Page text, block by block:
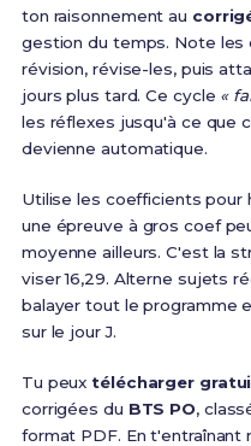
ton raisonnement au
gestion du temps. Note les
révision, révise-les, puis
jours plus tard. Ce cycle «
les réflexes jusqu'à ce que
devienne automatique.
Utilise les coefficients pour
une épreuve à gros coef
moyenne ailleurs. C'est la
viser 16,29. Alterne sujets
balayer tout le programme
sur le jour J.
Tu peuxtélécharger
corrigées du BTS PO,
format PDF. En